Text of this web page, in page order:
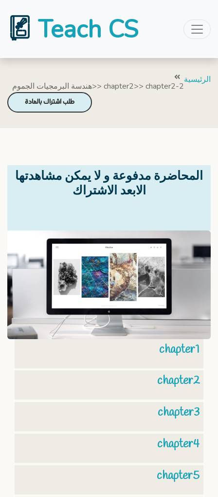
Teach CS
الرئيسية
هندسة البرمجيات الجموم>> chapter2>> chapter2-2
طلب اشتراك بالمادة
المحاضرة مدفوعة و لا يمكن مشاهدتها
الابعد الاشتراك
chapter1
chapter2
chapter3
chapter4
chapter5